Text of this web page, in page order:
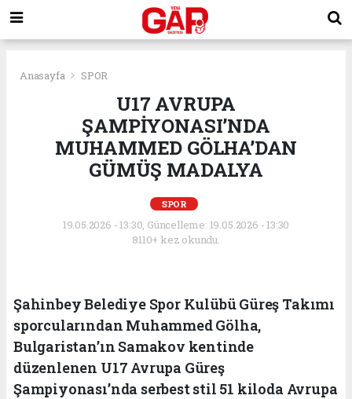
Anasayfa SPOR
U17 AVRUPA
ŞAMPİYONASI’NDA
MUHAMMED GÖLHA’DAN
GÜMÜŞ MADALYA
SPOR
19.05.2026 - 13:30, Güncelleme: 19.05.2026 - 13:30
8110+ kez okundu.
Şahinbey Belediye Spor Kulübü Güreş Takımı
sporcularından Muhammed Gölha,
Bulgaristan’ın Samakov kentinde
düzenlenen U17 Avrupa Güreş
Şampiyonası’nda serbest stil 51 kiloda Avrupa